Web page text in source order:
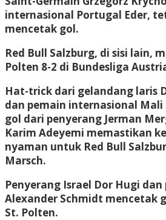
internasional Portugal Eder,
mencetak gol.
Red Bull Salzburg, di sisi lain,
Polten 8-2 di Bundesliga
Hat-trick dari gelandang laris
dan pemain internasional Mali
gol dari penyerang Jerman
Karim Adeyemi memastikan
nyaman untuk Red Bull
Marsch.
Penyerang Israel Dor Hugi
Alexander Schmidt mencetak
St. Polten.